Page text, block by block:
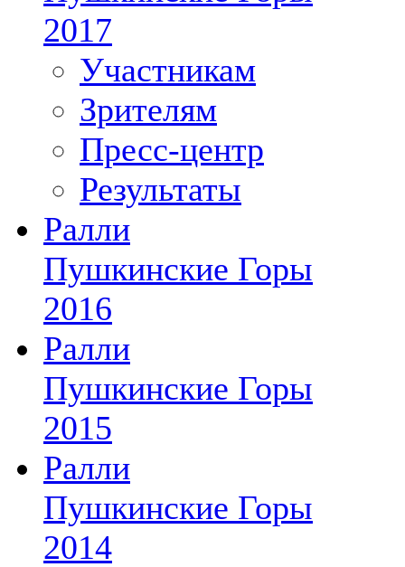
2017
Участникам
Зрителям
Пресс-центр
Результаты
Ралли
Пушкинские Горы
2016
Ралли
Пушкинские Горы
2015
Ралли
Пушкинские Горы
2014